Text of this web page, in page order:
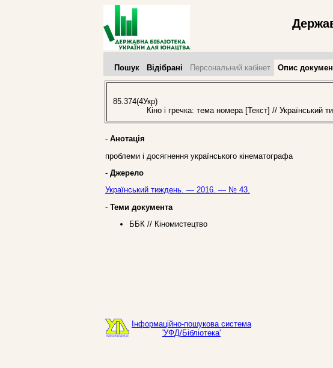
Пошук Відібрані Персональний кабінет Опис
85.374(4Укр)
Кіно і гречка: тема номера [Текст] //
- Анотація
проблеми і досягнення українського кінематографа
- Джерело
Український тиждень. — 2016. — № 43.
- Теми документа
ББК // Кіномистецтво
Інформаційно-пошукова система
'УФД/Бібліотека'